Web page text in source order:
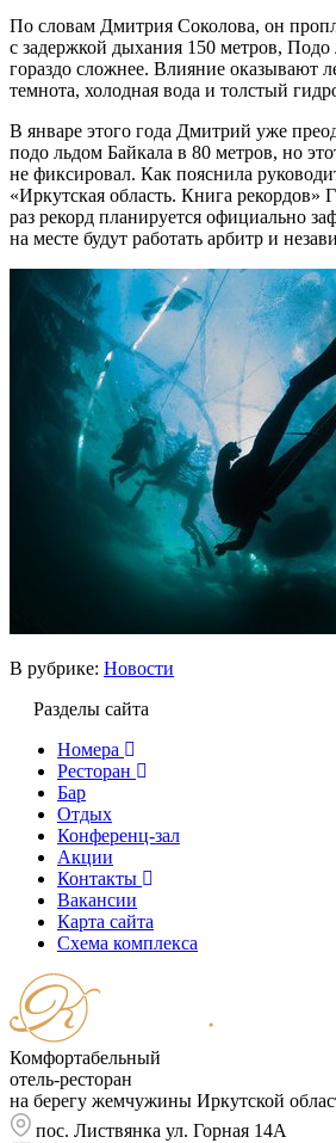
По словам Дмитрия Соколова, он
с задержкой дыхания 150 метров, Подо
гораздо сложнее. Влияние оказывают
темнота, холодная вода и толстый
В январе этого года Дмитрий уже
подо льдом Байкала в 80 метров, но
не фиксировал. Как пояснила
«Иркутская область. Книга рекордов»
раз рекорд планируется официально
на месте будут работать арбитр и
В рубрике: Новости
Разделы сайта
Номера
Ресторан
Бар
Отдых
Конференц-зал
Акции
Контакты
Вакансии
Карта сайта
Cхема комплекса
Комфортабельный
отель-ресторан
на берегу жемчужины Иркутской
пос. Листвянка ул. Горная 14А